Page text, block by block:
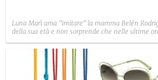
Luna Marì ama "imitare" la mamma Belén
della sua età e non sorprende che nelle ultime